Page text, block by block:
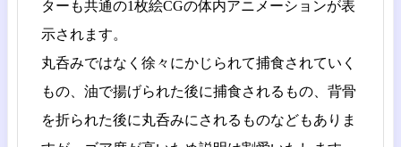
ターも共通の1枚絵CGの体内アニメーションが表
示されます。
丸呑みではなく徐々にかじられて捕食されていく
もの、油で揚げられた後に捕食されるもの、背骨
を折られた後に丸呑みにされるものなどもありま